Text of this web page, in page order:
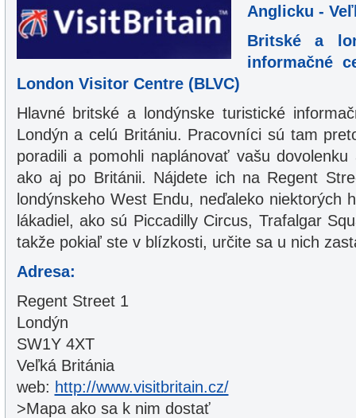
Anglicku -
Britské a
informačné
London Visitor Centre (BLVC)
Hlavné britské a londýnske turistické
Londýn a celú Britániu. Pracovníci sú tam
poradili a pomohli naplánovať vašu
ako aj po Británii. Nájdete ich na Regent
londýnskeho West Endu, neďaleko niektorých
lákadiel, ako sú Piccadilly Circus, Trafalgar
takže pokiaľ ste v blízkosti, určite sa u nich
Adresa:
Regent Street 1
Londýn
SW1Y 4XT
Veľká Británia
web: http://www.visitbritain.cz/
>Mapa ako sa k nim dostať